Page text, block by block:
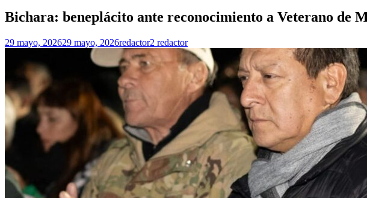
Bichara: beneplácito ante reconocimiento a Veterano de
29 mayo, 202629 mayo, 2026redactor2 redactor